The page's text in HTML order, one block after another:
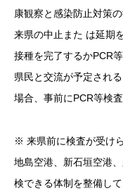
康観察と感染防止対策
来県の中止また は延期
接種を完了するかPCR
県民と交流が予定され
場合、事前にPCR等検
※ 来県前に検査が受け
地島空港、新石垣空港
検できる体制を整備して